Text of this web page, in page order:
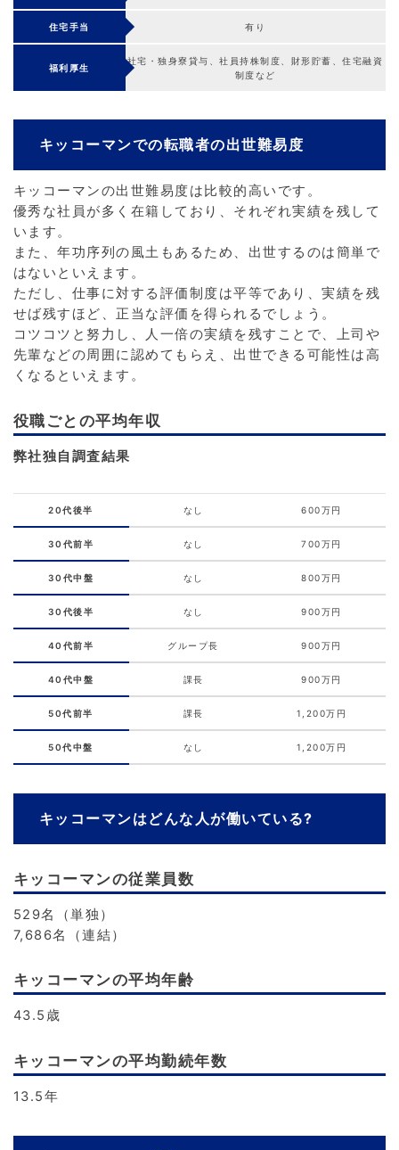
住宅手当 有り
福利厚生
社宅・独身寮貸与、社員持株制度、財形貯蓄、住宅融資
制度など
キッコーマンでの転職者の出世難易度
キッコーマンの出世難易度は比較的高いです。
優秀な社員が多く在籍しており、それぞれ実績を残して
います。
また、年功序列の風土もあるため、出世するのは簡単で
はないといえます。
ただし、仕事に対する評価制度は平等であり、実績を残
せば残すほど、正当な評価を得られるでしょう。
コツコツと努力し、人一倍の実績を残すことで、上司や
先輩などの周囲に認めてもらえ、出世できる可能性は高
くなるといえます。
役職ごとの平均年収
弊社独自調査結果
20代後半 なし 600万円
30代前半 なし 700万円
30代中盤 なし 800万円
30代後半 なし 900万円
40代前半 グループ長 900万円
40代中盤 課長 900万円
50代前半 課長 1,200万円
50代中盤 なし 1,200万円
キッコーマンはどんな人が働いている?
キッコーマンの従業員数
529名（単独）
7,686名（連結）
キッコーマンの平均年齢
43.5歳
キッコーマンの平均勤続年数
13.5年